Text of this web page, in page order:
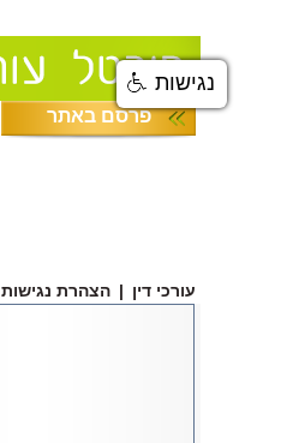
פרסם באתר
עורכי דין | הצהרת נגישות
נגישות